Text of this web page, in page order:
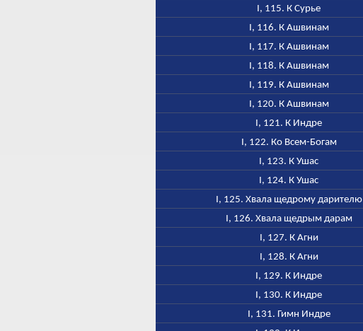
I, 115. К Сурье
I, 116. К Ашвинам
I, 117. К Ашвинам
I, 118. К Ашвинам
I, 119. К Ашвинам
I, 120. К Ашвинам
I, 121. К Индре
I, 122. Ко Всем-Богам
I, 123. К Ушас
I, 124. К Ушас
I, 125. Хвала щедрому дарителю
I, 126. Хвала щедрым дарам
I, 127. К Агни
I, 128. К Агни
I, 129. К Индре
I, 130. К Индре
I, 131. Гимн Индре